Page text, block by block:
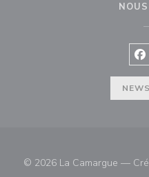
© 2026 La Camargue —